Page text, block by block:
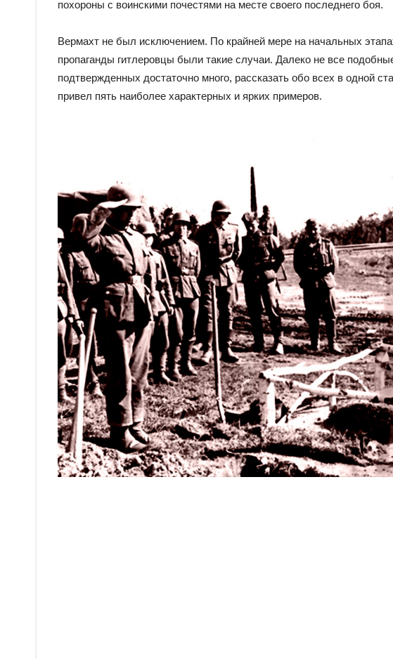
похороны с воинскими почестями на месте своего последнего боя.
Вермахт не был исключением. По крайней мере на начальных
пропаганды гитлеровцы были такие случаи. Далеко не все
подтвержденных достаточно много, рассказать обо всех в одной
привел пять наиболее характерных и ярких примеров.